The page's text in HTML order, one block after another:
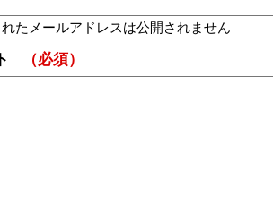
れたメールアドレスは公開されません
（必須）